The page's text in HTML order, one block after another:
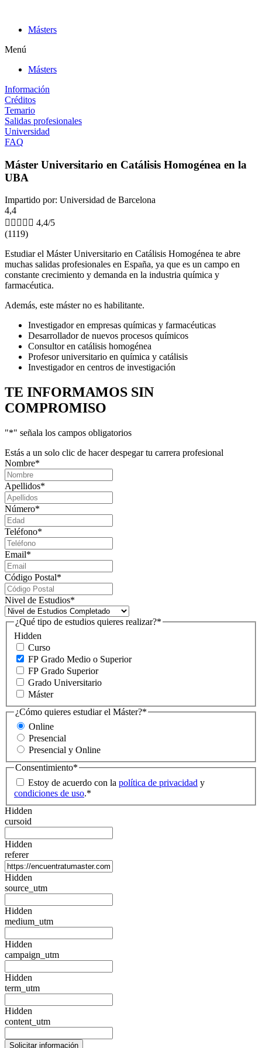
contenidoMásters
Menú
Másters
Información
Créditos
Temario
Salidas profesionales
Universidad
FAQ
Máster Universitario en Catálisis Homogénea en la
UBA
Impartido por: Universidad de Barcelona
4,4
     4,4/5
(1119)
Estudiar el Máster Universitario en Catálisis Homogénea te abre
muchas salidas profesionales en España, ya que es un campo en
constante crecimiento y demanda en la industria química y
farmacéutica.
Además, este máster no es habilitante.
Investigador en empresas químicas y farmacéuticas
Desarrollador de nuevos procesos químicos
Consultor en catálisis homogénea
Profesor universitario en química y catálisis
Investigador en centros de investigación
TE INFORMAMOS SIN
COMPROMISO
"*" señala los campos obligatorios
Estás a un solo clic de hacer despegar tu carrera profesional
Nombre*
Apellidos*
Número*
Teléfono*
Email*
Código Postal*
Nivel de Estudios*
Hidden
¿Qué tipo de estudios quieres realizar?*
Curso
FP Grado Medio o Superior
FP Grado Superior
Grado Universitario
Máster
¿Cómo quieres estudiar el Máster?*
Online
Presencial
Presencial y Online
Consentimiento*
Estoy de acuerdo con la política de privacidad y
condiciones de uso.*
Hidden
cursoid
Hidden
referer
Hidden
source_utm
Hidden
medium_utm
Hidden
campaign_utm
Hidden
term_utm
Hidden
content_utm